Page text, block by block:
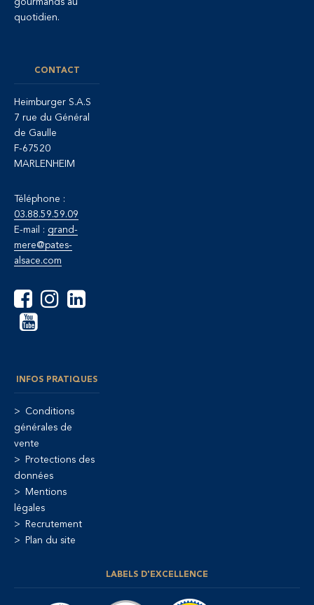
gourmands au
quotidien.
CONTACT
Heimburger S.A.S
7 rue du Général
de Gaulle
F-67520
MARLENHEIM
Téléphone :
03.88.59.59.09
E-mail : grand-
mere@pates-
alsace.com
INFOS PRATIQUES
Conditions
générales de
vente
Protections des
données
Mentions
légales
Recrutement
Plan du site
LABELS D'EXCELLENCE